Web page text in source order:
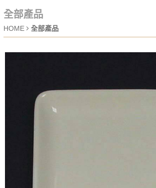
全部產品
HOME 全部產品